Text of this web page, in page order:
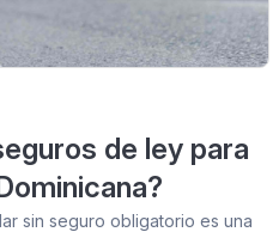
de ley para
sin seguro obligatorio es una